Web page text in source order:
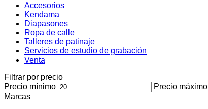
Accesorios
Kendama
Diapasones
Ropa de calle
Talleres de patinaje
Servicios de estudio de grabación
Venta
Filtrar por precio
Precio mínimo
Precio máximo
Marcas